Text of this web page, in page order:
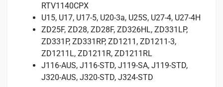
RTV1140CPX
U15, U17, U17-5, U20-3a, U25S, U27-4, U27-4H
ZD25F, ZD28, ZD28F, ZD326HL, ZD331LP,
ZD331P, ZD331RP, ZD1211, ZD1211-3,
ZD1211L, ZD1211R, ZD1211RL
J116-AUS, J116-STD, J119-SA, J119-STD,
J320-AUS, J320-STD, J324-STD